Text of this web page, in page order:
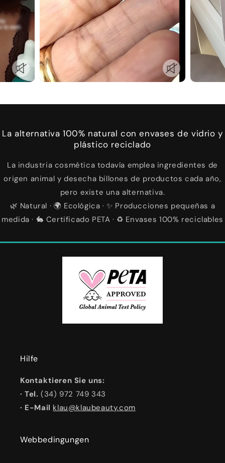
La alternativa 100% natural con envases de vidrio y
plástico reciclado
La industria cosmética todavía emplea ingredientes de
origen animal y desecha billones de productos cada año,
pero existe una alternativa.
🌿 Natural · 🌍 Ecológica · ✨ Producciones pequeñas a
medida · 🐇 Certificado PETA · ♻️ Envases 100% reciclables
Hilfe
Kontaktieren Sie uns:
· Tel. (34) 972 749 343
· E-Mail klau@klaubeauty.com
Webbedingungen